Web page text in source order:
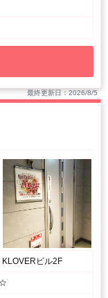
最終更新日：2026/8/5
ビル2F
☆